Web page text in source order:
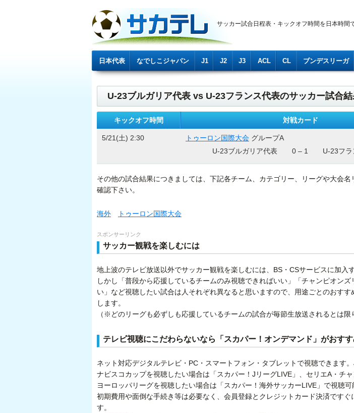
サッカー試合日程表・キックオフ時間を日本時間
日本代表 なでしこジャパン J1 J2 J3 ACL CL ブンデスリーガ
U-23ブルガリア代表 vs U-23フランス代表のサッカー試合結
キックオフ時間 対戦カード
5/21(土) 2:30 トゥーロン国際大会 グループA
U-23ブルガリア代表
0 – 1 U-23フ
その他の試合結果につきましては、下記各チーム、カテゴリー、リーグや大会名
確認下さい。
海外 トゥーロン国際大会
スポンサーリンク
サッカー観戦を楽しむには
地上波のテレビ放送以外でサッカー観戦を楽しむには、BS・CSサービスに加入
しかし「普段から応援しているチームのみ視聴できればいい」「チャンピオンズ
い」など視聴したい試合は人それぞれ異なると思いますので、用途ごとのおすす
します。
（※どのリーグも必ずしも応援しているチームの試合が毎節生放送されるとは限
テレビ視聴にこだわらないなら「スカパー！オンデマンド」がおす
ネット対応デジタルテレビ・PC・スマートフォン・タブレットで視聴できます
ナビスコカップを視聴したい場合は「スカパー！JリーグLIVE」、セリエA・チャ
ヨーロッパリーグを視聴したい場合は「スカパー！海外サッカーLIVE」で視聴可
初期費用や面倒な手続き等は必要なく、会員登録とクレジットカード決済ですぐ
す。